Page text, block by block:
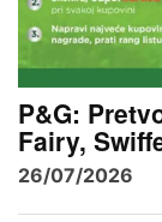
P&G:
Fairy,
26/07/2026